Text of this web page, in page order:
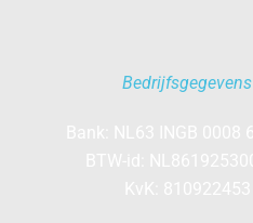
Bedrijfsgegevens